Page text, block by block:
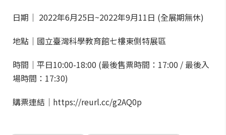
日期｜ 2022年6月25日~2022年9月11日 (全展期無休)
地點｜國立臺灣科學教育館七樓東側特展區
時間｜平日10:00-18:00 (最後售票時間：17:00 / 最後入
場時間：17:30)
購票連結｜https://reurl.cc/g2AQ0p